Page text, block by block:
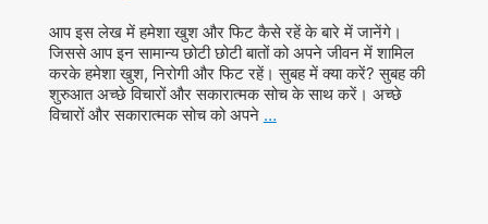
आप इस लेख में हमेशा खुश और फिट कैसे रहें के बारे में जानेंगे।
जिससे आप इन सामान्य छोटी छोटी बातों को अपने जीवन में शामिल
करके हमेशा खुश, निरोगी और फिट रहें। सुबह में क्या करें? सुबह की
शुरुआत अच्छे विचारों और सकारात्मक सोच के साथ करें। अच्छे
विचारों और सकारात्मक सोच को अपने …